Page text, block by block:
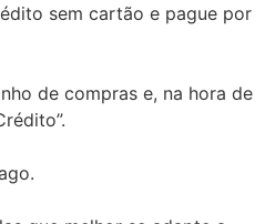
sem cartão e pague por
de compras e, na hora de